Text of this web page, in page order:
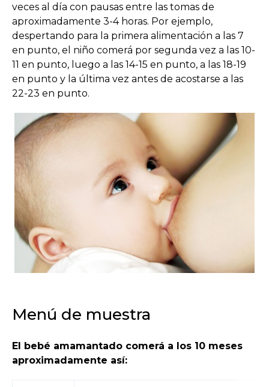
veces al día con pausas entre las tomas de
aproximadamente 3-4 horas. Por ejemplo,
despertando para la primera alimentación a las 7
en punto, el niño comerá por segunda vez a las 10-
11 en punto, luego a las 14-15 en punto, a las 18-19
en punto y la última vez antes de acostarse a las
22-23 en punto.
Menú de muestra
El bebé amamantado comerá a los 10 meses
aproximadamente así: